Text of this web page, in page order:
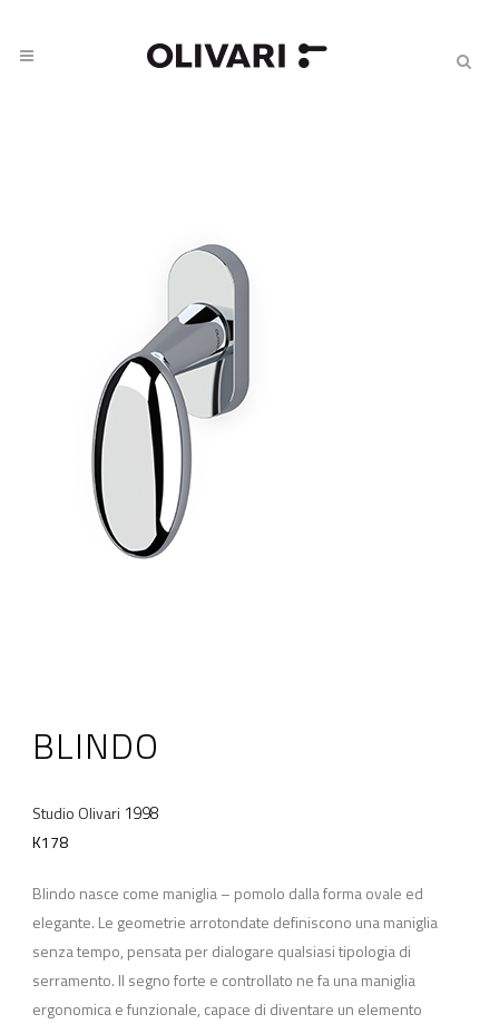
BLINDO
Studio Olivari 1998
K178
Blindo nasce come maniglia – pomolo dalla forma ovale ed
elegante. Le geometrie arrotondate definiscono una maniglia
senza tempo, pensata per dialogare qualsiasi tipologia di
serramento. Il segno forte e controllato ne fa una maniglia
ergonomica e funzionale, capace di diventare un elemento